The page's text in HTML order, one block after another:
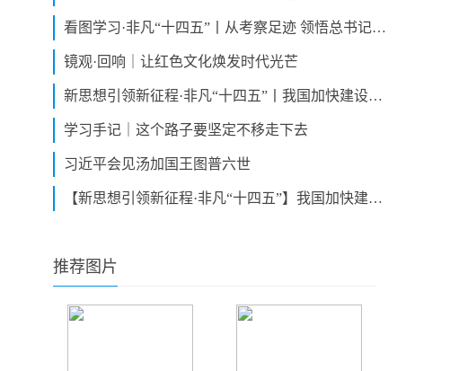
看图学习·非凡“十四五”丨从考察足迹 领悟总书记“坚持发展实业”的深意
镜观·回响｜让红色文化焕发时代光芒
新思想引领新征程·非凡“十四五”丨我国加快建设现代化产业体系
学习手记｜这个路子要坚定不移走下去
习近平会见汤加国王图普六世
【新思想引领新征程·非凡“十四五”】我国加快建设现代化产业体系
推荐图片